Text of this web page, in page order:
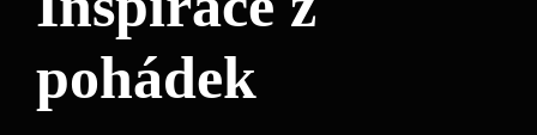
pohádek